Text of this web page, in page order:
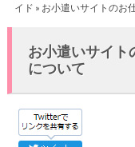
イド » お小遣いサイトのお
お小遣いサイト
について